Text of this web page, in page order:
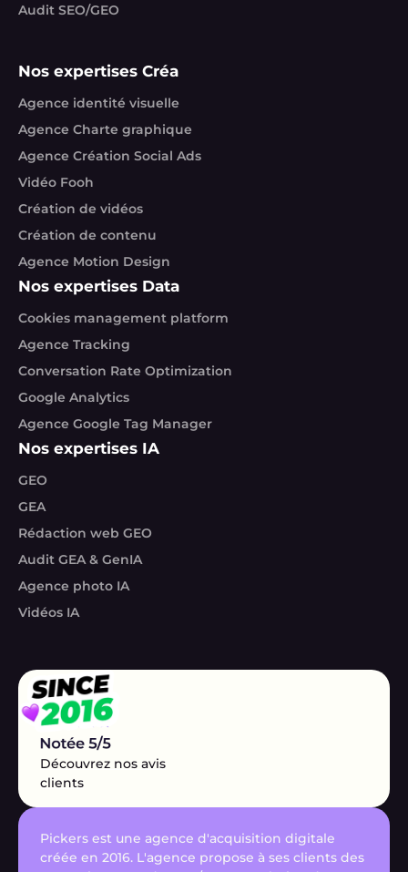
Audit SEO/GEO
Nos expertises Créa
Agence identité visuelle
Agence Charte graphique
Agence Création Social Ads
Vidéo Fooh
Création de vidéos
Création de contenu
Agence Motion Design
Nos expertises Data
Cookies management platform
Agence Tracking
Conversation Rate Optimization
Google Analytics
Agence Google Tag Manager
Nos expertises IA
GEO
GEA
Rédaction web GEO
Audit GEA & GenIA
Agence photo IA
Vidéos IA
Découvrez nos avis
clients
Pickers est une agence d'acquisition digitale
créée en 2016. L'agence propose à ses clients des